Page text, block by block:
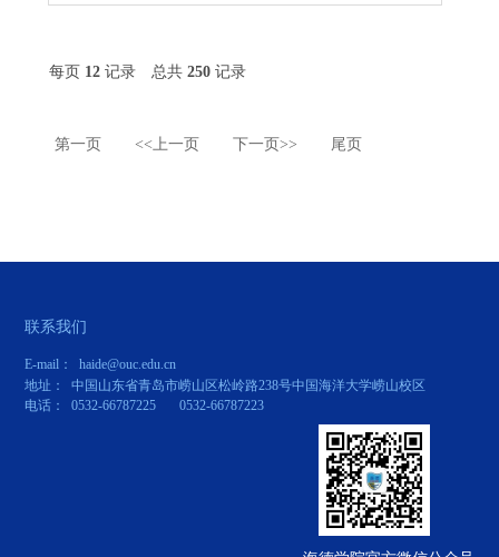
每页 12记录 总共 250记录
第一页 <<上一页 下一页>> 尾页
联系我们
E-mail： haide@ouc.edu.cn
地址： 中国山东省青岛市崂山区松岭路238号中国海洋大学崂山校区
电话： 0532-66787225 0532-66787223